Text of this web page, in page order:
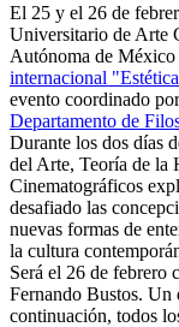
El 25 y el 26 de
Universitario de Arte
Autónoma de
internacional
evento coordinado
Departamento de
Durante los dos días
del Arte, Teoría de la
Cinematográficos
desafiado las
nuevas formas de
la cultura
Será el 26 de febrero
Fernando Bustos. Un
continuación, todos